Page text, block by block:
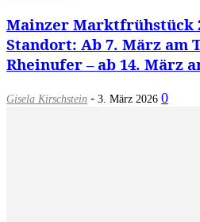
Mainzer Marktfrühstück
Standort: Ab 7. März am
Rheinufer – ab 14. März
Gisela Kirschstein - 3. März 2026 0